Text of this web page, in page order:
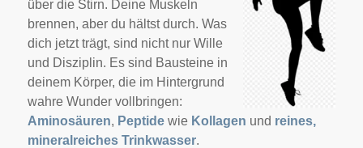
über die Stirn. Deine Muskeln
brennen, aber du hältst durch. Was
dich jetzt trägt, sind nicht nur Wille
und Disziplin. Es sind Bausteine in
deinem Körper, die im Hintergrund
wahre Wunder vollbringen:
Aminosäuren, Peptidewie Kollagen und reines,
mineralreiches Trinkwasser.